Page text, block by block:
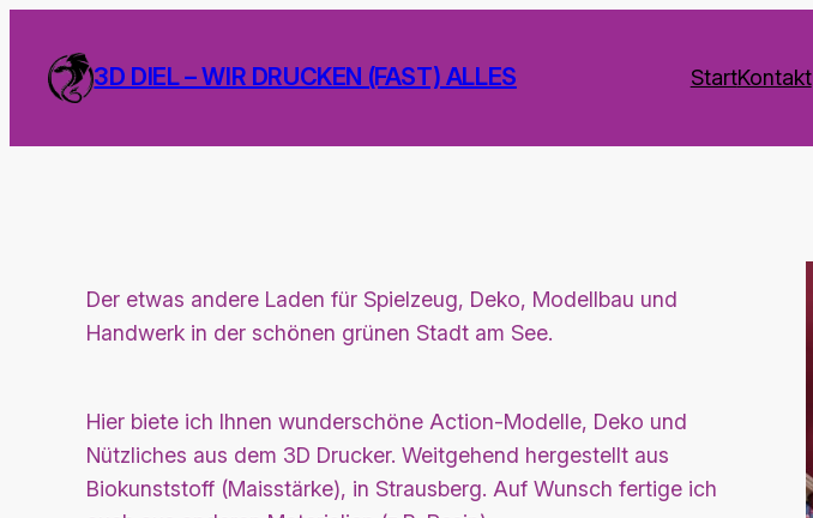
Inhalt
springen
3D DIEL – WIR DRUCKEN (FAST) ALLES StartKontakt
Der etwas andere Laden für Spielzeug, Deko, Modellbau und
Handwerk in der schönen grünen Stadt am See.
Hier biete ich Ihnen wunderschöne Action-Modelle, Deko und
Nützliches aus dem 3D Drucker. Weitgehend hergestellt aus
Biokunststoff (Maisstärke), in Strausberg. Auf Wunsch fertige ich